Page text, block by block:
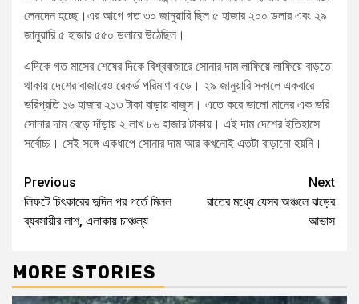
লেনদেন হচ্ছে।এর আগে গত ৩০ জানুয়ারি ছিল ৫ হাজার ২০০ ডলার এবং ২৯
জানুয়ারি ৫ হাজার ৫৫০ ডলারে উঠেছিল।
এদিকে গত মাসের শেষের দিকে বিশ্ববাজারে সোনার দাম লাফিয়ে লাফিয়ে বাড়তে
থাকায় দেশের বাজারেও রেকর্ড পরিমাণ বাড়ে। ২৯ জানুয়ারি সকালে একবারে
ভরিপ্রতি ১৬ হাজার ২১৩ টাকা বাড়ায় বাজুস। এতে করে ভালো মানের এক ভরি
সোনার দাম বেড়ে দাঁড়ায় ২ লাখ ৮৬ হাজার টাকায়। এই দাম দেশের ইতিহাসে
সর্বোচ্চ। সেই সঙ্গে একধাপে সোনার দাম আর কখনোই এতটা বাড়ানো হয়নি।
Previous
লিফটে চিৎকারের দুদিন পর গর্তে মিলল
ব্যবসায়ীর লাশ, এলাকায় চাঞ্চল্য
Next
রাতের মধ্যে যেসব অঞ্চলে ঝড়ের
আভাস
MORE STORIES